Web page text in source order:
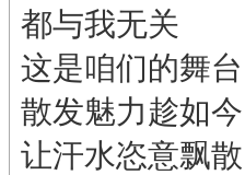
都与我无关
这是咱们的舞台
散发魅力趁如今
让汗水恣意飘散